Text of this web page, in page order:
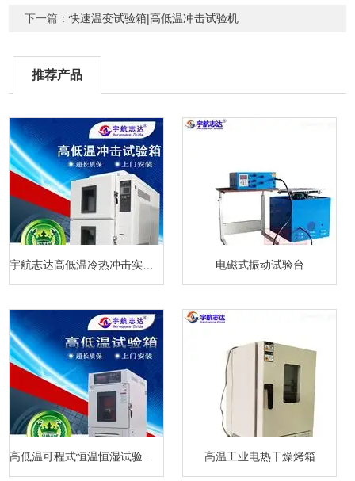
下一篇：快速温变试验箱|高低温冲击试验机
推荐产品
电磁式振动试验台
高温工业电热干燥烤箱